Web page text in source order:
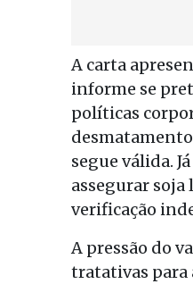
A carta
informe se
políticas
segue válida.
assegurar
verificação
A pressão do
tratativas para